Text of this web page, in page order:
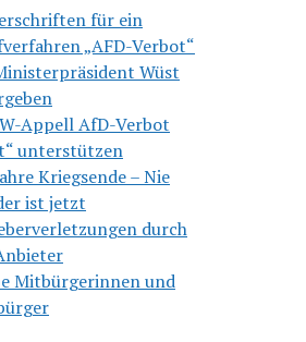
für ein
„AFD-Verbot“
Wüst
Appell AfD-Verbot
unterstützen
Kriegsende – Nie
ist jetzt
durch
Mitbürgerinnen und